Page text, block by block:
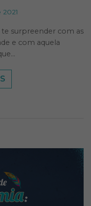
surpreender com as
e com aquela